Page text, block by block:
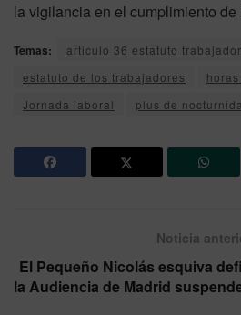
la vigilancia en el cumplimiento
Temas:
articulo 36 estatuto
estatuto de los trabajadores
Jornada laboral
plus de
Noticia
El Pequeño Nicolás esquiva
la Audiencia de Madrid